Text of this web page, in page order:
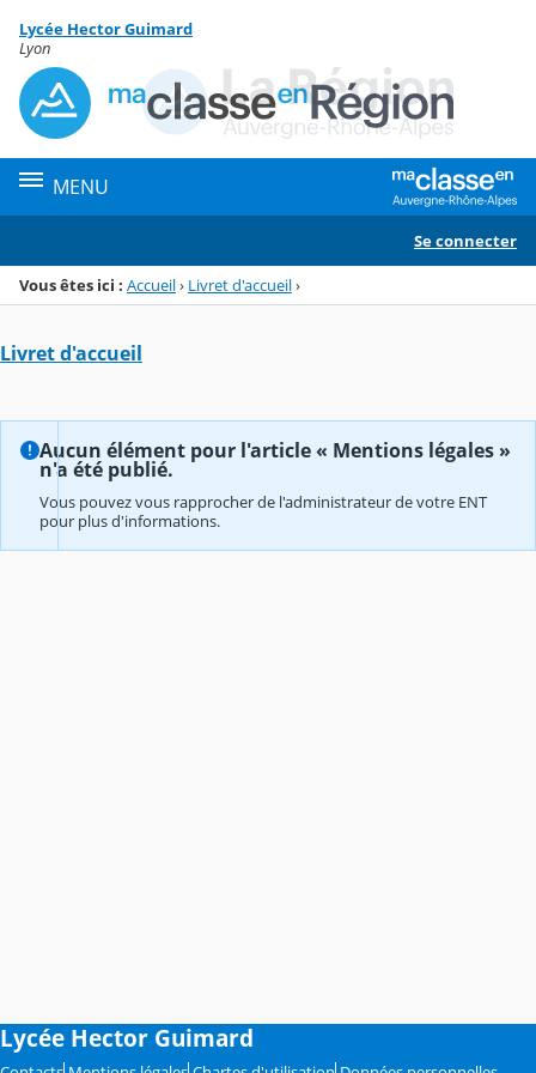
Menu de la rubrique
Contenu
Lycée Hector Guimard
Lyon
MENU
Se connecter
Vous êtes ici : Accueil› Livret d'accueil›
Livret d'accueil
Aucun élément pour l'article « Mentions légales »
n'a été publié.
Vous pouvez vous rapprocher de l'administrateur de votre ENT
pour plus d'informations.
Lycée Hector Guimard